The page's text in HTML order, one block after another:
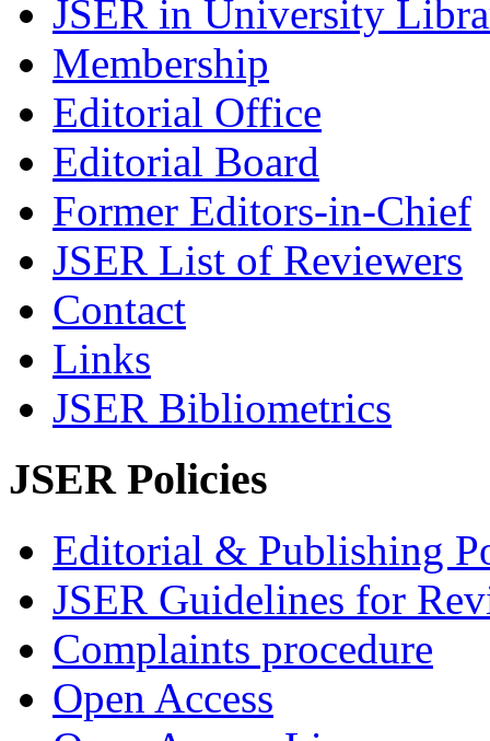
JSER in University
Membership
Editorial Office
Editorial Board
Former Editors-in-Chief
JSER List of Reviewers
Contact
Links
JSER Bibliometrics
JSER Policies
Editorial & Publishing
JSER Guidelines for
Complaints procedure
Open Access